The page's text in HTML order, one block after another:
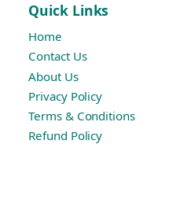
Quick Links
Home
Contact Us
About Us
Privacy Policy
Terms & Conditions
Refund Policy